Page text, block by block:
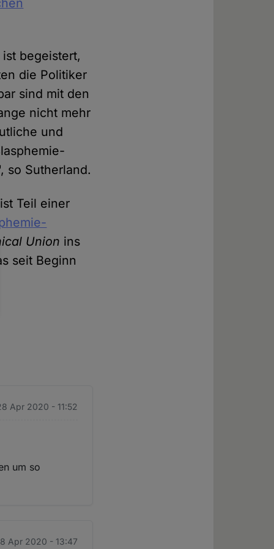
ist begeistert,
die Politiker
sind mit den
nicht mehr
und
so Sutherland.
ist Teil einer
Union ins
seit Beginn
Apr 2020 - 11:52
um so
Apr 2020 - 13:47